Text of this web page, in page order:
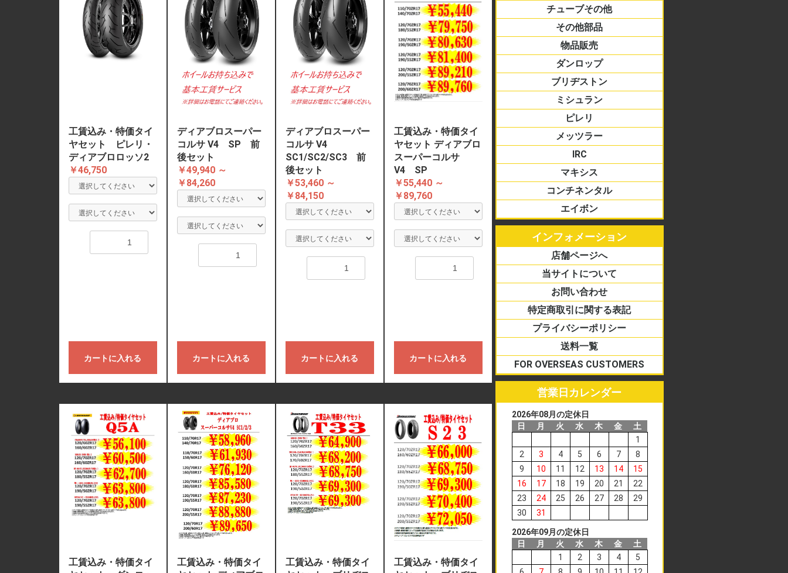
工賃込み・特価タイ
ヤセット ピレリ・
ディアブロロッソ2
￥46,750
カートに入れる
ディアブロスーパー
コルサ V4 SP 前
後セット
￥49,940 ～
￥84,260
カートに入れる
ディアブロスーパー
コルサ V4
SC1/SC2/SC3 前
後セット
￥53,460 ～
￥84,150
カートに入れる
工賃込み・特価タイ
ヤセット ディアブロ
スーパーコルサ
V4 SP
￥55,440 ～
￥89,760
カートに入れる
工賃込み・特価タイ
工賃込み・特価タイ
工賃込み・特価タイ
工賃込み・特価タイ
チューブその他
ビードストッパー
ハードチューブその他部品
物品販売
ダンロップ
スクーター/ミニバイク
ブリヂストン
スクーター/ミニバイク
ミシュラン
スクーター/ミニバイク
ピレリ
スクーター/ミニバイク
メッツラー
スクーター/ミニバイク
IRC
スクーター/ミニバイク
マキシス
スクーター/ミニバイク
コンチネンタル
スクーター/ミニバイク
エイボン
アメリカン
スクーター/ミニバイク
オフロード
バイアス
ラジアル
インフォメーション
店舗ページへ
当サイトについて
お問い合わせ
特定商取引に関する表記
プライバシーポリシー
送料一覧
FOR OVERSEAS CUSTOMERS
営業日カレンダー
2026年08月の定休日
日
月 火 水 木 金
土
1
2
3 4 5 6 7
8
9
10 11 12 13 14
15
16
17 18 19 20 21
22
23
24 25 26 27 28
29
30
31
2026年09月の定休日
日
月 火 水 木 金
土
1
2 3 4
5